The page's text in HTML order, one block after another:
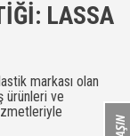
LASSA
markası olan
ürünleri ve